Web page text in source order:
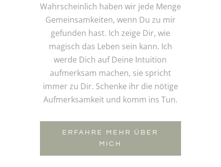
Wahrscheinlich haben wir jede Menge
Gemeinsamkeiten, wenn Du zu mir
gefunden hast. Ich zeige Dir, wie
magisch das Leben sein kann. Ich
werde Dich auf Deine Intuition
aufmerksam machen, sie spricht
immer zu Dir. Schenke ihr die nötige
Aufmerksamkeit und komm ins Tun.
ERFAHRE MEHR ÜBER
MICH